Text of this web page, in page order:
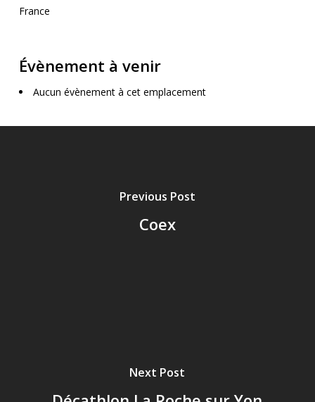
France
Évènement à venir
Aucun évènement à cet emplacement
Previous Post
Coex
Next Post